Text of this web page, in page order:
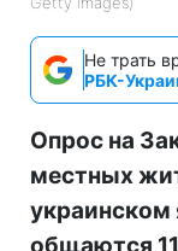
Не трать
РБК-
Опрос на
местных
украинском
общаются